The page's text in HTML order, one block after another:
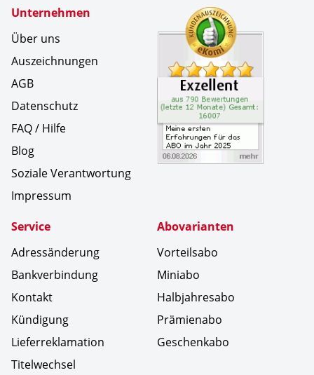
Unternehmen
Über uns
Auszeichnungen
AGB
Datenschutz
FAQ / Hilfe
Blog
Soziale Verantwortung
Impressum
Service
Adressänderung
Bankverbindung
Kontakt
Kündigung
Lieferreklamation
Titelwechsel
Abovarianten
Vorteilsabo
Miniabo
Halbjahresabo
Prämienabo
Geschenkabo
Zertifikate